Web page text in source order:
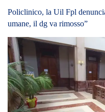
10/07/2026
Comune di Messina,
assemblea decisiva a Palazzo